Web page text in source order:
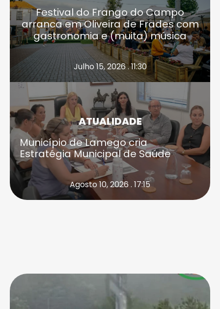
Festival do Frango do Campo
arranca em Oliveira de Frades com
gastronomia e (muita) música
Julho 15, 2026 . 11:30
ATUALIDADE
Município de Lamego cria
Estratégia Municipal de Saúde
Agosto 10, 2026 . 17:15